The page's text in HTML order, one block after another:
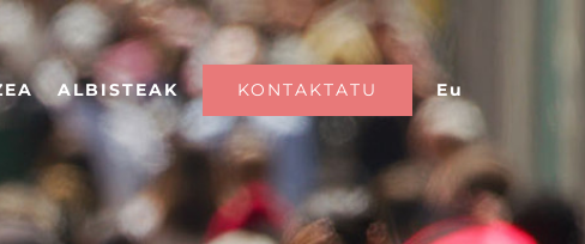
ALBISTEAK KONTAKTATU Eu